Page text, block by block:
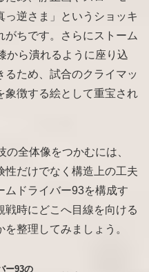
っ逆さま」というショッキ
がちです。さらにストーム
から潰れるように座り込
るため、試合のクライマッ
象徴する絵として重宝され
全体像をつかむには、
性だけでなく構造上の工夫
ムドライバー93を構成す
戦時にどこへ目線を向ける
整理してみましょう。
ー93の